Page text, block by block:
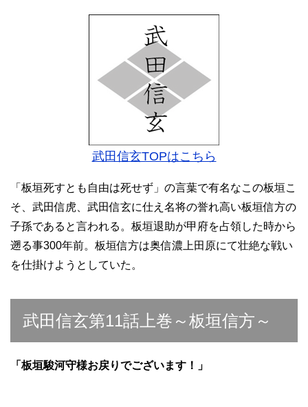
武田信玄TOPはこちら
「板垣死すとも自由は死せず」の言葉で有名なこの板垣こ
そ、武田信虎、武田信玄に仕え名将の誉れ高い板垣信方の
子孫であると言われる。板垣退助が甲府を占領した時から
遡る事300年前。板垣信方は奥信濃上田原にて壮絶な戦い
を仕掛けようとしていた。
武田信玄第11話上巻～板垣信方～
「板垣駿河守様お戻りでございます！」